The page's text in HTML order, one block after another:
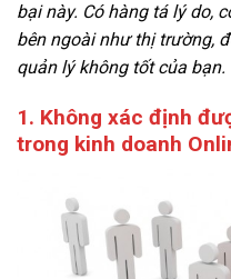
bại này. Có hàng tá lý do,
bên ngoài như thị trường,
quản lý không tốt của bạn.
1. Không xác định
trong kinh doanh